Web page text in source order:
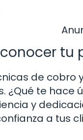
tu
de cobro
¿Qué te hace
y
a tus